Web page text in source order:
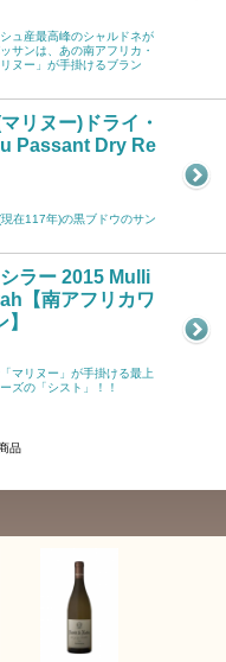
ュ産最高峰のシャルドネが
サンは、あの南アフリカ・
ヌー」が手掛けるブラン
リヌー)ドライ・
Passant Dry Re
在117年)の黒ブドウのサン
ラー 2015 Mulli
【南アフリカワ
マリヌー」が手掛ける最上
ズの「シスト」！！
品